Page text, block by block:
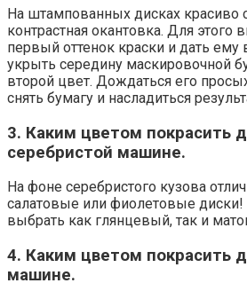
На штампованных дисках красиво
контрастная окантовка. Для этого
первый оттенок краски и дать ему
укрыть середину маскировочной
второй цвет. Дождаться его
снять бумагу и насладиться
3. Каким цветом покрасить
серебристой машине.
На фоне серебристого кузова
салатовые или фиолетовые
выбрать как глянцевый, так и
4. Каким цветом покрасить
машине.